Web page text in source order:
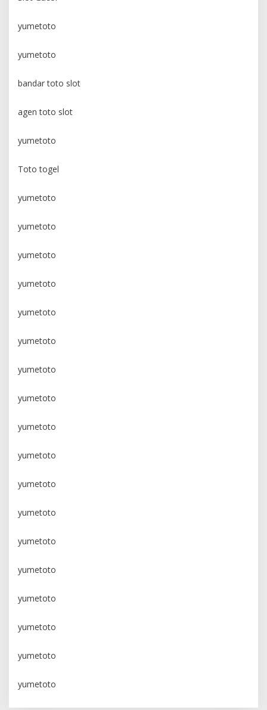
yumetoto
yumetoto
bandar toto slot
agen toto slot
yumetoto
Toto togel
yumetoto
yumetoto
yumetoto
yumetoto
yumetoto
yumetoto
yumetoto
yumetoto
yumetoto
yumetoto
yumetoto
yumetoto
yumetoto
yumetoto
yumetoto
yumetoto
yumetoto
yumetoto